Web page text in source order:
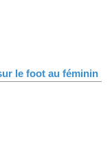
le foot au féminin